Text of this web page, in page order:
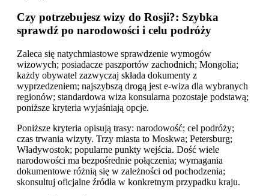
Czy potrzebujesz wizy do Rosji?: Szybka
sprawdź po narodowości i celu podróży
Zaleca się natychmiastowe sprawdzenie wymogów
wizowych; posiadacze paszportów zachodnich; Mongolia;
każdy obywatel zazwyczaj składa dokumenty z
wyprzedzeniem; najszybszą drogą jest e-wiza dla wybranych
regionów; standardowa wiza konsularna pozostaje podstawą;
poniższe kryteria wyjaśniają opcje.
Poniższe kryteria opisują trasy: narodowość; cel podróży;
czas trwania wizyty. Trzy miasta to Moskwa; Petersburg;
Władywostok; popularne punkty wejścia. Dość wiele
narodowości ma bezpośrednie połączenia; wymagania
dokumentowe różnią się w zależności od pochodzenia;
skonsultuj oficjalne źródła w konkretnym przypadku kraju.